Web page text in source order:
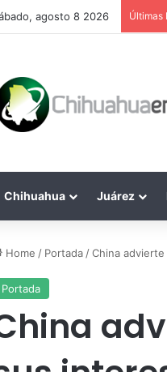
agosto 8 2026 Últimas
Chihuahua Juárez
Home / Portada /China
Portada